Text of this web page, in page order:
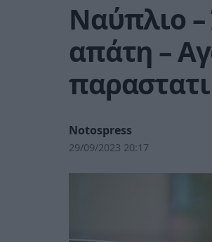
Ναύπλιο –
απάτη –
Notospress
29/09/2023 20:17